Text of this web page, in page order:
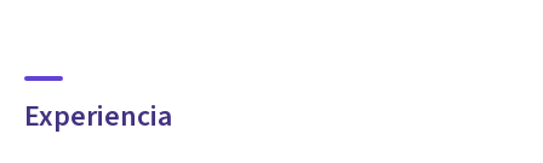
Experiencia